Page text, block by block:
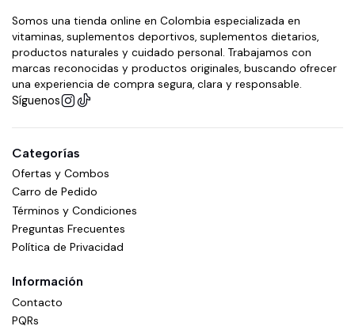
Somos una tienda online en Colombia especializada en
vitaminas, suplementos deportivos, suplementos dietarios,
productos naturales y cuidado personal. Trabajamos con
marcas reconocidas y productos originales, buscando ofrecer
una experiencia de compra segura, clara y responsable.
Síguenos
Categorías
Ofertas y Combos
Carro de Pedido
Términos y Condiciones
Preguntas Frecuentes
Política de Privacidad
Información
Contacto
PQRs